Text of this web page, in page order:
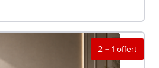
2 + 1 offert